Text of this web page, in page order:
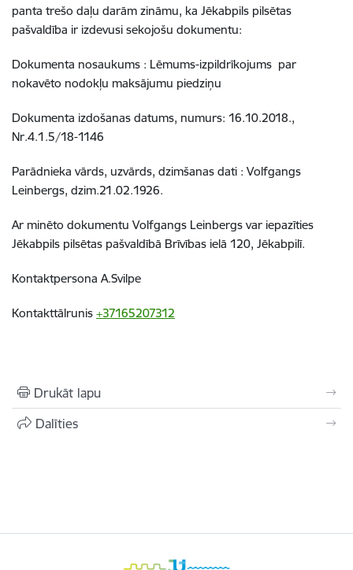
panta trešo daļu darām zināmu, ka Jēkabpils pilsētas
pašvaldība ir izdevusi sekojošu dokumentu:
Dokumenta nosaukums : Lēmums-izpildrīkojums par
nokavēto nodokļu maksājumu piedziņu
Dokumenta izdošanas datums, numurs: 16.10.2018.,
Nr.4.1.5/18-1146
Parādnieka vārds, uzvārds, dzimšanas dati : Volfgangs
Leinbergs, dzim.21.02.1926.
Ar minēto dokumentu Volfgangs Leinbergs var iepazīties
Jēkabpils pilsētas pašvaldībā Brīvības ielā 120, Jēkabpilī.
Kontaktpersona A.Svilpe
Kontakttālrunis +37165207312
Drukāt lapu
Dalīties